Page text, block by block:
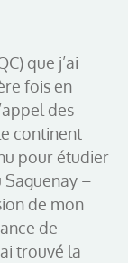
que j’ai
fois en
des
continent
pour étudier
–
de mon
de
trouvé la